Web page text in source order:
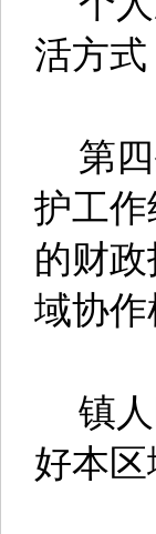
活方
第四
护工
的财
域协
镇人
好本